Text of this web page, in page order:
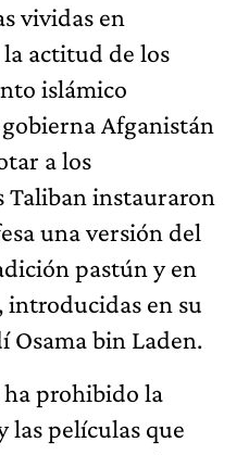
vividas en
actitud de los
islámico
Afganistán
a los
Taliban instauraron
una versión del
pastún y en
introducidas en su
Osama bin Laden.
ha prohibido la
las películas que